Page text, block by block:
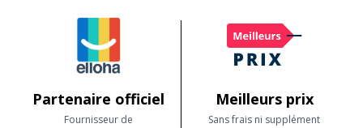
Partenaire officiel
Fournisseur de
Meilleurs prix
Sans frais ni supplément